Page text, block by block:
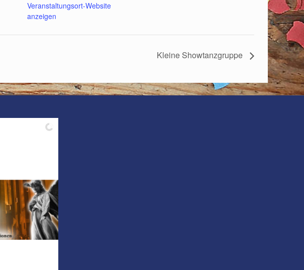
Veranstaltungsort-Website
anzeigen
Kleine Showtanzgruppe